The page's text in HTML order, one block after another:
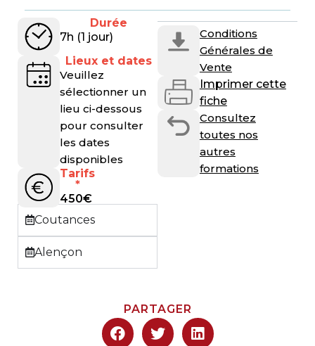
Durée
7h (1 jour)
Lieux et dates
Veuillez
sélectionner un
lieu ci-dessous
pour consulter
les dates
disponibles
Coutances
Alençon
Tarifs
*
450€
Conditions
Générales de
Vente
Imprimer cette
fiche
Consultez
toutes nos
autres
formations
PARTAGER